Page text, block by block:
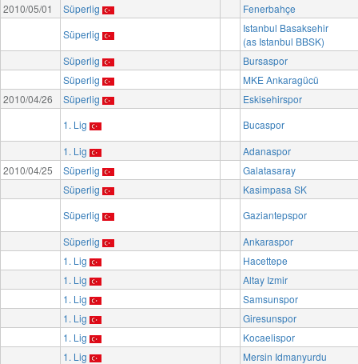
2010/05/01
Süperlig
Fenerbahçe
Süperlig
Istanbul Basaksehir
(as Istanbul BBSK)
Süperlig
Bursaspor
Süperlig
MKE Ankaragücü
2010/04/26
Süperlig
Eskisehirspor
1. Lig
Bucaspor
1. Lig
Adanaspor
2010/04/25
Süperlig
Galatasaray
Süperlig
Kasimpasa SK
Süperlig
Gaziantepspor
Süperlig
Ankaraspor
1. Lig
Hacettepe
1. Lig
Altay Izmir
1. Lig
Samsunspor
1. Lig
Giresunspor
1. Lig
Kocaelispor
1. Lig
Mersin Idmanyurdu